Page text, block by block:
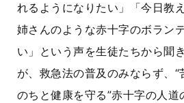
れるようになりたい」「今日教
姉さんのような赤十字のボラン
い」という声を生徒たちから聞
が、救急法の普及のみならず、
のちと健康を守る”赤十字の人